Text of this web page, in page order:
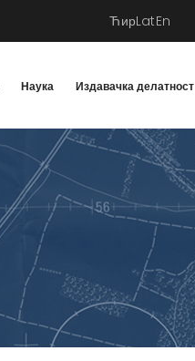
ЋирLatEn
Наука Издавачка делатност